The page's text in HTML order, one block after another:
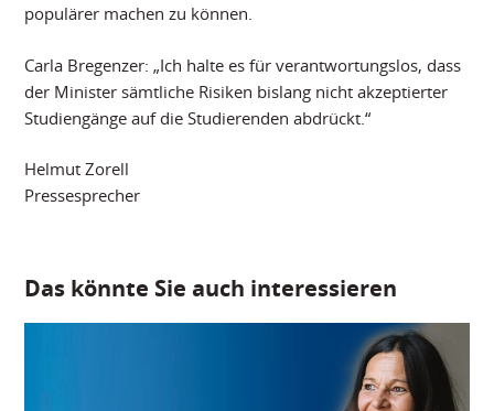
populärer machen zu können.
Carla Bregenzer: „Ich halte es für verantwortungslos, dass
der Minister sämtliche Risiken bislang nicht akzeptierter
Studiengänge auf die Studierenden abdrückt.“
Helmut Zorell
Pressesprecher
Das könnte Sie auch interessieren